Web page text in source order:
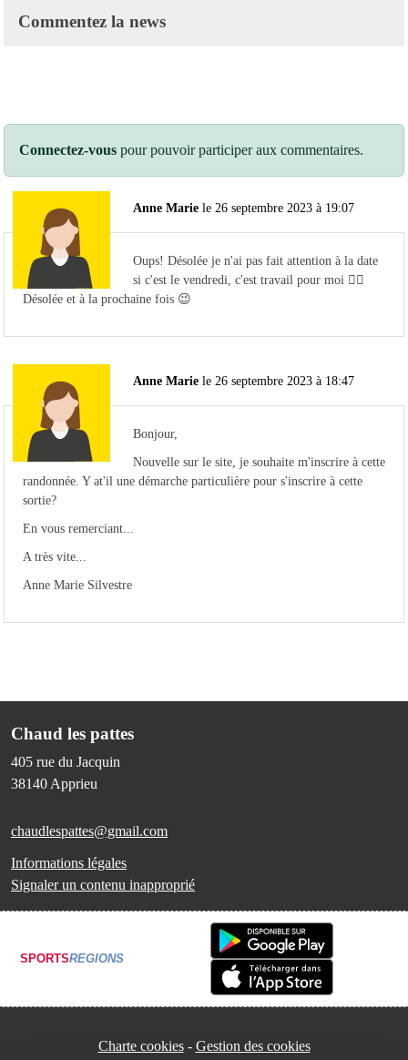
Commentez la news
Connectez-vous pour pouvoir participer aux commentaires.
Anne Marie le 26 septembre 2023 à 19:07
Oups! Désolée je n'ai pas fait attention à la date
si c'est le vendredi, c'est travail pour moi 🤷‍♀️
Désolée et à la prochaine fois 😉
Anne Marie le 26 septembre 2023 à 18:47
Bonjour,
Nouvelle sur le site, je souhaite m'inscrire à cette
randonnée. Y at'il une démarche particulière pour s'inscrire à cette
sortie?
En vous remerciant...
A très vite...
Anne Marie Silvestre
Chaud les pattes
405 rue du Jacquin
38140 Apprieu
chaudlespattes@gmail.com
Informations légales
Signaler un contenu inapproprié
SPORTSREGIONS
Charte cookies Gestion des cookies